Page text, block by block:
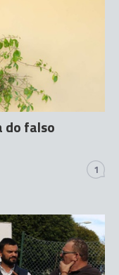
do falso
1